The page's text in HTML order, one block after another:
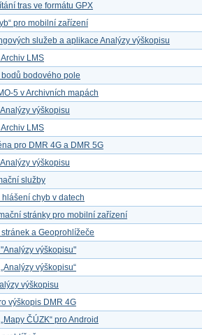
tras ve formátu GPX
pro mobilní zařízení
služeb a aplikace Analýzy výškopisu
LMS
bodového pole
5 v Archivních mapách
výškopisu
LMS
pro DMR 4G a DMR 5G
výškopisu
služby
chyb v datech
stránky pro mobilní zařízení
a Geoprohlížeče
výškopisu"
výškopisu“
výškopisu
výškopis DMR 4G
ČÚZK“ pro Android